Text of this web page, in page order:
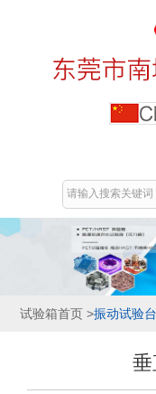
试验箱首页>振动试验台